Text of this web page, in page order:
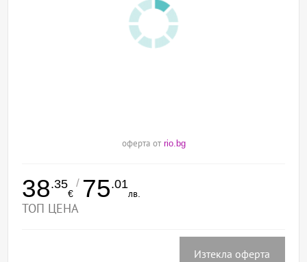
оферта от rio.bg
38.35
€
/ 75.01
лв.
ТОП ЦЕНА
Изтекла оферта